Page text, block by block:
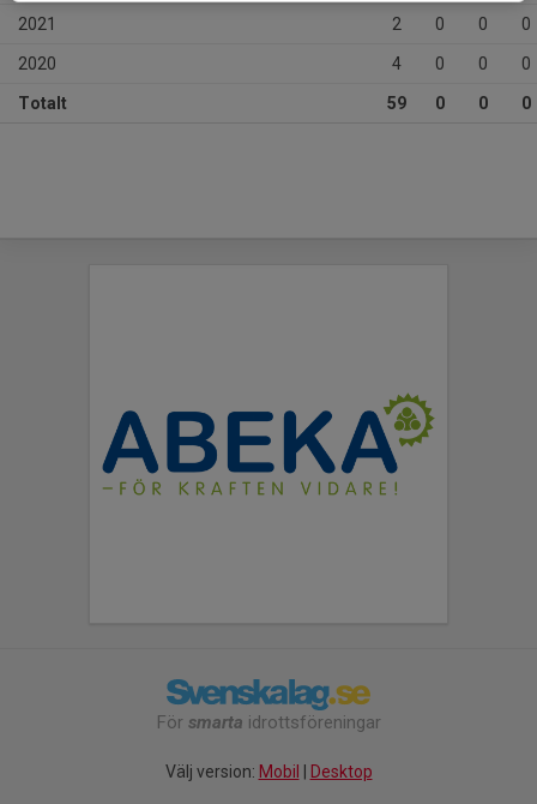
2021 2 0 0 0
2020 4 0 0 0
Totalt 59 0 0 0
För smarta idrottsföreningar
Välj version: Mobil Desktop